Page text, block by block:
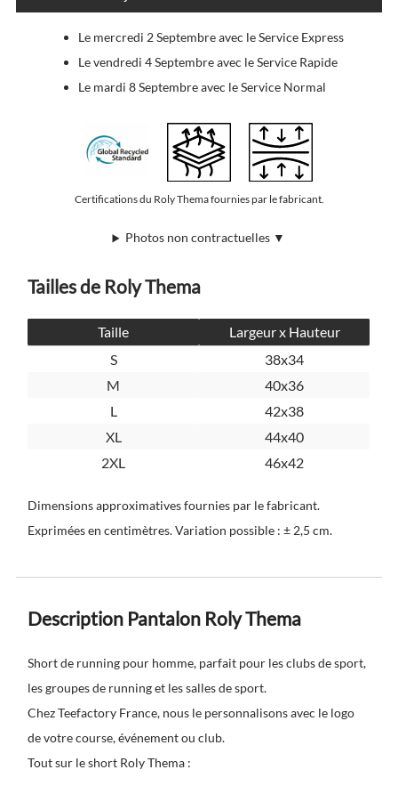
Le mercredi 2 Septembre avec le Service Express
Le vendredi 4 Septembre avec le Service Rapide
Le mardi 8 Septembre avec le Service Normal
Certifications du Roly Thema fournies par le fabricant.
Photos non contractuelles ▼
Tailles de Roly Thema
Taille
Largeur x Hauteur
S
38x34
M
40x36
L
42x38
XL
44x40
2XL
46x42
Dimensions approximatives fournies par le fabricant.
Exprimées en centimètres. Variation possible : ± 2,5 cm.
Description Pantalon Roly Thema
Short de running pour homme, parfait pour les clubs de sport,
les groupes de running et les salles de sport.
Chez Teefactory France, nous le personnalisons avec le logo
de votre course, événement ou club.
Tout sur le short Roly Thema :